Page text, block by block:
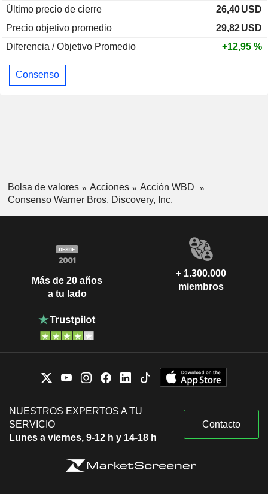
Último precio de cierre
26,40USD
Precio objetivo promedio
29,82USD
Diferencia / Objetivo Promedio
+12,95 %
Consenso
Bolsa de valores Acciones
Acción WBD
Consenso Warner Bros. Discovery, Inc.
Más de 20 años
a tu lado
+ 1.300.000
miembros
NUESTROS EXPERTOS A TU
SERVICIO
Lunes a viernes, 9-12 h y 14-18 h
Contacto